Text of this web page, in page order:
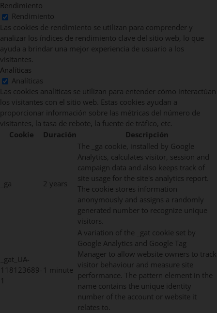
Rendimiento
Rendimiento
Las cookies de rendimiento se utilizan para comprender y
analizar los índices de rendimiento clave del sitio web, lo que
ayuda a brindar una mejor experiencia de usuario a los
visitantes.
Analíticas
Analíticas
Las cookies analíticas se utilizan para entender cómo interactúan
los visitantes con el sitio web. Estas cookies ayudan a
proporcionar información sobre las métricas del número de
visitantes, la tasa de rebote, la fuente de tráfico, etc.
Cookie
Duración Descripción
_ga 2 years
The _ga cookie, installed by Google
Analytics, calculates visitor, session and
campaign data and also keeps track of
site usage for the site's analytics report.
The cookie stores information
anonymously and assigns a randomly
generated number to recognize unique
visitors.
_gat_UA-
118123689-
1
1 minute
A variation of the _gat cookie set by
Google Analytics and Google Tag
Manager to allow website owners to track
visitor behaviour and measure site
performance. The pattern element in the
name contains the unique identity
number of the account or website it
relates to.